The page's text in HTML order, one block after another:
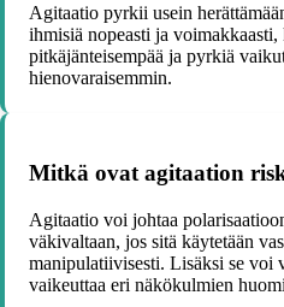
Agitaatio pyrkii usein
ihmisiä nopeasti ja
pitkäjänteisempää ja pyrkiä
hienovaraisemmin.
Mitkä ovat agitaation
Agitaatio voi johtaa
väkivaltaan, jos sitä käytetään
manipulatiivisesti. Lisäksi se voi
vaikeuttaa eri näkökulmien